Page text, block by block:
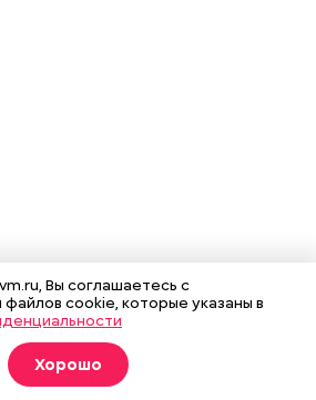
Вы соглашаетесь с
файлов cookie, которые указаны в
Хорошо